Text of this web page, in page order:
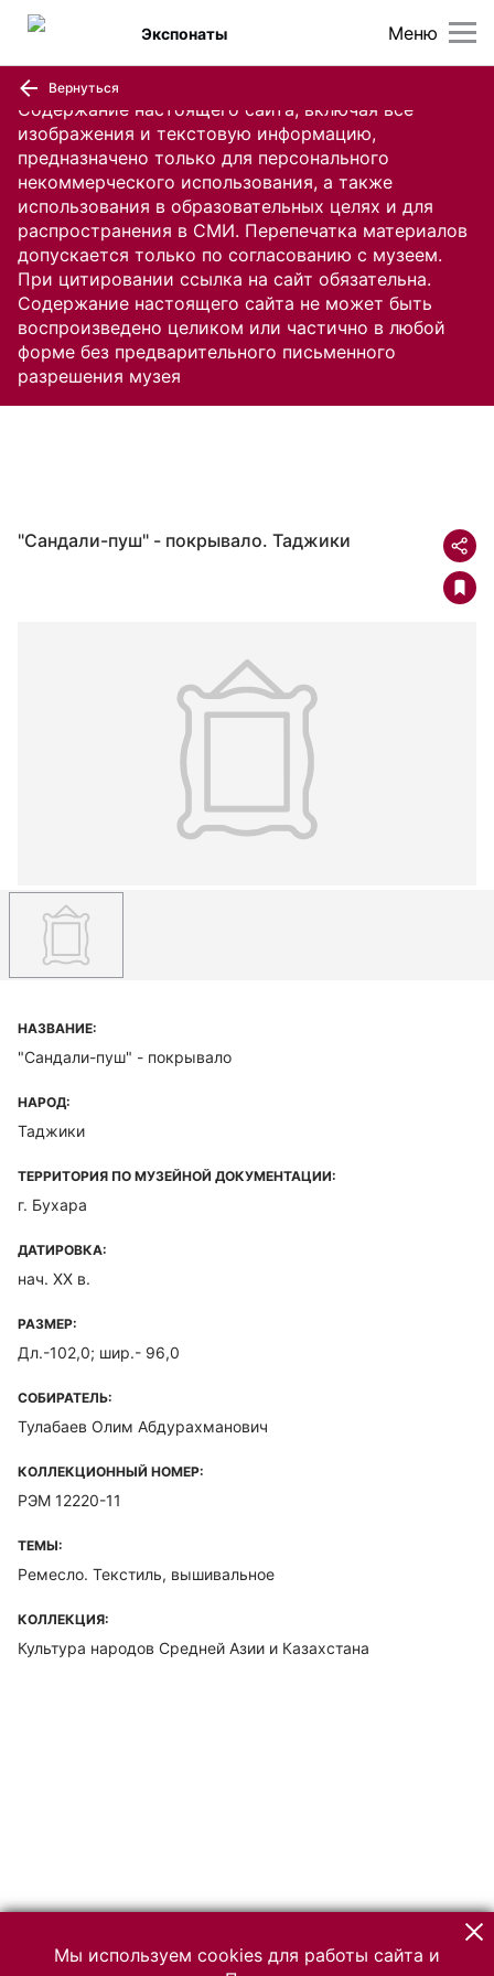
Содержание настоящего сайта, включая все
изображения и текстовую информацию,
предназначено только для персонального
некоммерческого использования, а также
использования в образовательных целях и для
распространения в СМИ. Перепечатка материалов
допускается только по согласованию с музеем.
При цитировании ссылка на сайт обязательна.
Содержание настоящего сайта не может быть
воспроизведено целиком или частично в любой
форме без предварительного письменного
разрешения музея
Меню
Экспонаты
Вернуться
"Сандали-пуш" - покрывало. Таджики
НАЗВАНИЕ:
"Сандали-пуш" - покрывало
НАРОД:
Таджики
ТЕРРИТОРИЯ ПО МУЗЕЙНОЙ ДОКУМЕНТАЦИИ:
г. Бухара
ДАТИРОВКА:
нач. XX в.
РАЗМЕР:
Дл.-102,0; шир.- 96,0
СОБИРАТЕЛЬ:
Тулабаев Олим Абдурахманович
КОЛЛЕКЦИОННЫЙ НОМЕР:
РЭМ 12220-11
ТЕМЫ:
Ремесло. Текстиль, вышивальное
КОЛЛЕКЦИЯ:
Культура народов Средней Азии и Казахстана
Мы используем cookies для работы сайта и